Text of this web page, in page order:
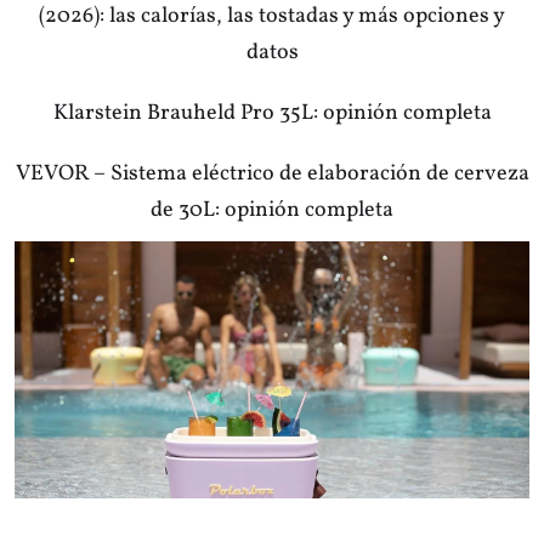
(2026): las calorías, las tostadas y más opciones y
datos
Klarstein Brauheld Pro 35L: opinión completa
VEVOR – Sistema eléctrico de elaboración de cerveza
de 30L: opinión completa